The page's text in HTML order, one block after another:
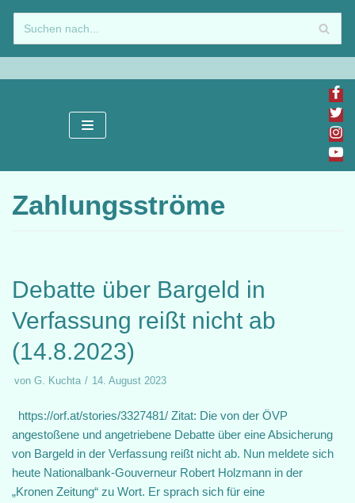
Zum
Inhalt
springen
Zahlungsströme
Debatte über Bargeld in
Verfassung reißt nicht ab
(14.8.2023)
von G. Kuchta 14. August 2023
https://orf.at/stories/3327481/ Zitat: Die von der ÖVP
angestoßene und angetriebene Debatte über eine Absicherung
von Bargeld in der Verfassung reißt nicht ab. Nun meldete sich
heute Nationalbank-Gouverneur Robert Holzmann in der
„Kronen Zeitung“ zu Wort. Er sprach sich für eine